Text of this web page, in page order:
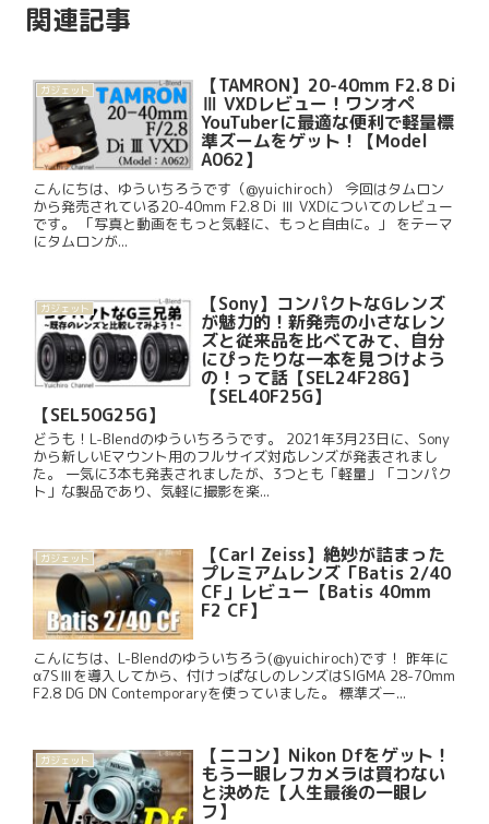
関連記事
ガジェット 【TAMRON】20-40mm F2.8 Di
Ⅲ VXDレビュー！ワンオペ
YouTuberに最適な便利で軽量標
準ズームをゲット！【Model
A062】
こんにちは、ゆういちろうです（@yuichiroch） 今回はタムロン
から発売されている20-40mm F2.8 Di Ⅲ VXDについてのレビュー
です。 「写真と動画をもっと気軽に、もっと自由に。」 をテーマ
にタムロンが...
ガジェット 【Sony】コンパクトなGレンズ
が魅力的！新発売の小さなレン
ズと従来品を比べてみて、自分
にぴったりな一本を見つけよう
の！って話【SEL24F28G】
【SEL40F25G】
【SEL50G25G】
どうも！L-Blendのゆういちろうです。 2021年3月23日に、Sony
から新しいEマウント用のフルサイズ対応レンズが発表されまし
た。 一気に3本も発表されましたが、3つとも「軽量」「コンパク
ト」な製品であり、気軽に撮影を楽...
ガジェット 【Carl Zeiss】絶妙が詰まった
プレミアムレンズ「Batis 2/40
CF」レビュー【Batis 40mm
F2 CF】
こんにちは、L-Blendのゆういちろう(@yuichiroch)です！ 昨年に
α7SⅢを導入してから、付けっぱなしのレンズはSIGMA 28-70mm
F2.8 DG DN Contemporaryを使っていました。 標準ズー...
ガジェット 【ニコン】Nikon Dfをゲット！
もう一眼レフカメラは買わない
と決めた【人生最後の一眼レ
フ】